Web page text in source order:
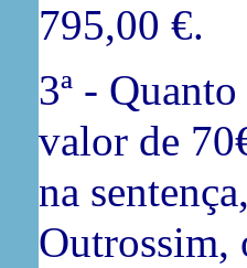
795,00 €.
3ª -
valor de
na
Outrossim,